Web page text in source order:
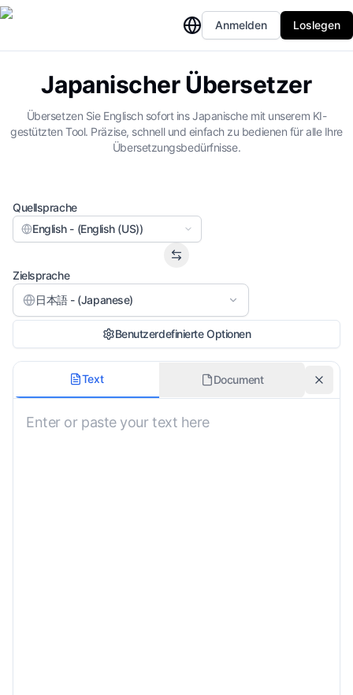
Anmelden Loslegen
Japanischer Übersetzer
Übersetzen Sie Englisch sofort ins Japanische mit unserem KI-
gestützten Tool. Präzise, schnell und einfach zu bedienen für alle Ihre
Übersetzungsbedürfnisse.
Quellsprache
English - (English (US))
Zielsprache
日本語 - (Japanese)
Benutzerdefinierte Optionen
Übersetzungsstil
Nicht angegeben
Ursprüngliche Formatierung beibehalten
Text Document